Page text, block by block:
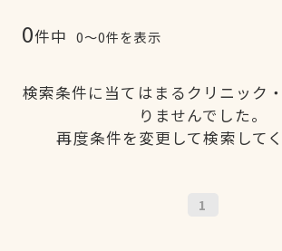
0件中 0〜0件を表示
検索条件に当てはまるクリニック
りませんでした。
再度条件を変更して検索してく
1